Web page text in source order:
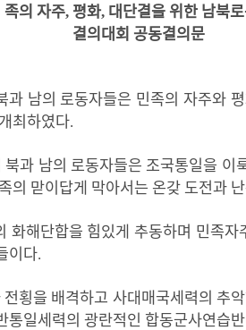
족의 자주, 평화, 대단결을 위한 남북
결의대회 공동결의문
과 남의 로동자들은 민족의 자주와
개최하였다.
북과 남의 로동자들은 조국통일을 이
의 맏이답게 막아서는 온갖 도전과
화해단합을 힘있게 추동하며 민족자
이다.
전횡을 배격하고 사대매국세력의 추
통일세력의 광란적인 합동군사연습